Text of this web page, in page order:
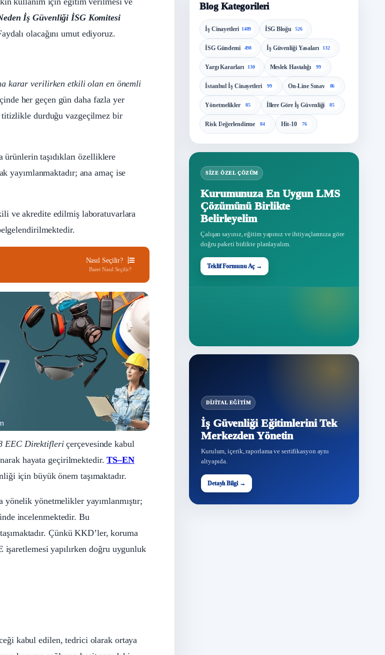
İş Güvenliği İSG Komitesi
olacağını umut ediyoruz.
karar verilirken etkili olan en önemli
her geçen gün daha fazla yer
durduğu vazgeçilmez bir
ürünlerin taşıdıkları özelliklere
yayımlanmaktadır; ana amaç ise
ve akredite edilmiş laboratuvarlara
Nasıl Seçilir?
Baret Nasıl Seçilir?
EEC Direktifleriçerçevesinde kabul
hayata geçirilmektedir.TS–EN
için büyük önem taşımaktadır.
yönelik yönetmelikler yayımlanmıştır;
incelenmektedir. Bu
Çünkü KKD’ler, koruma
yapılırken doğru uygunluk
kabul edilen, tedrici olarak ortaya
Blog Kategorileri
İş Cinayetleri 1489 İSG Bloğu 526
İSG Gündemi 498 İş Güvenliği Yasaları 132
Yargı Kararları 130 Meslek Hastalığı 99
İstanbul İş Cinayetleri 99 On-Line Sınav 86
Yönetmelikler 85 İllere Göre İş Güvenliği 85
Risk Değerlendirme 84 Hit-10 76
SIZE ÖZEL ÇÖZÜM
Kurumunuza En Uygun LMS
Çözümünü Birlikte
Belirleyelim
Çalışan sayınız, eğitim yapınız ve ihtiyaçlarınıza göre
doğru paketi birlikte planlayalım.
Teklif Formunu Aç →
Teklif
NİG
DIJITAL EĞITIM
İş Güvenliği Eğitimlerini Tek
Merkezden Yönetin
Kurulum, içerik, raporlama ve sertifikasyon aynı
altyapıda.
Detaylı Bilgi →